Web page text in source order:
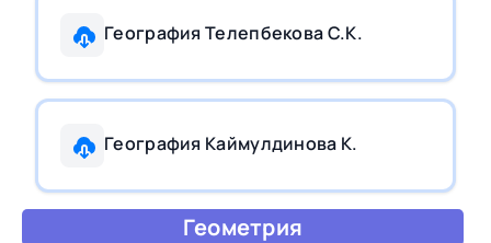
География Телепбекова С.К.
География Каймулдинова К.
Геометрия